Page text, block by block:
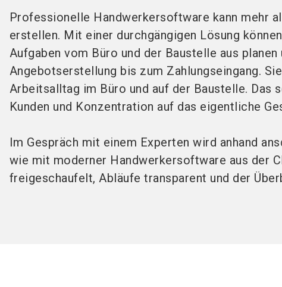
Professionelle Handwerkersoftware kann mehr
erstellen. Mit einer durchgängigen Lösung
Aufgaben vom Büro und der Baustelle aus
Angebotserstellung bis zum Zahlungseingang.
Arbeitsalltag im Büro und auf der Baustelle. Das
Kunden und Konzentration auf das eigentliche
Im Gespräch mit einem Experten wird anhand
wie mit moderner Handwerkersoftware aus der
freigeschaufelt, Abläufe transparent und der